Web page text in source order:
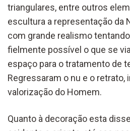
triangulares, entre outros
escultura a representação da
com grande realismo
fielmente possível o que se
espaço para o tratamento de
Regressaram o nu e o retrato,
valorização do Homem.
Quanto à decoração esta